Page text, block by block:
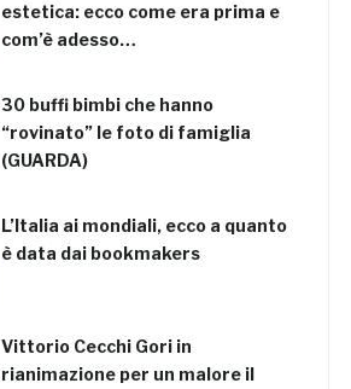
estetica: ecco come era prima e
com’è adesso…
30 buffi bimbi che hanno
“rovinato” le foto di famiglia
(GUARDA)
L’Italia ai mondiali, ecco a quanto
è data dai bookmakers
Vittorio Cecchi Gori in
rianimazione per un malore il